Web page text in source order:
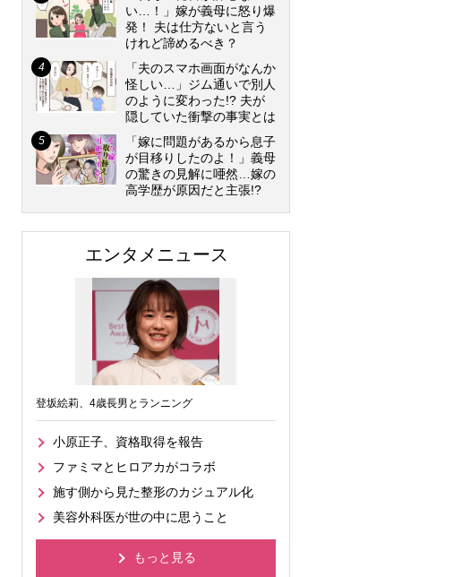
い…！」嫁が義母に怒り爆
発！ 夫は仕方ないと言う
けれど諦めるべき？
「夫のスマホ画面がなんか
怪しい…」ジム通いで別人
のように変わった!? 夫が
隠していた衝撃の事実とは
「嫁に問題があるから息子
が目移りしたのよ！」義母
の驚きの見解に唖然…嫁の
高学歴が原因だと主張!?
エンタメニュース
登坂絵莉、4歳長男とランニング
小原正子、資格取得を報告
ファミマとヒロアカがコラボ
施す側から見た整形のカジュアル化
美容外科医が世の中に思うこと
もっと見る